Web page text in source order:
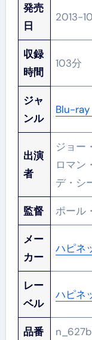
発売
日
2013-
収録
時間
103分
ジャ
ンル
Blu-ray
出演
者
ジョー
ロマン
デ・シ
監督 ポール
メー
カー
ハピネ
レー
ベル
ハピネ
品番